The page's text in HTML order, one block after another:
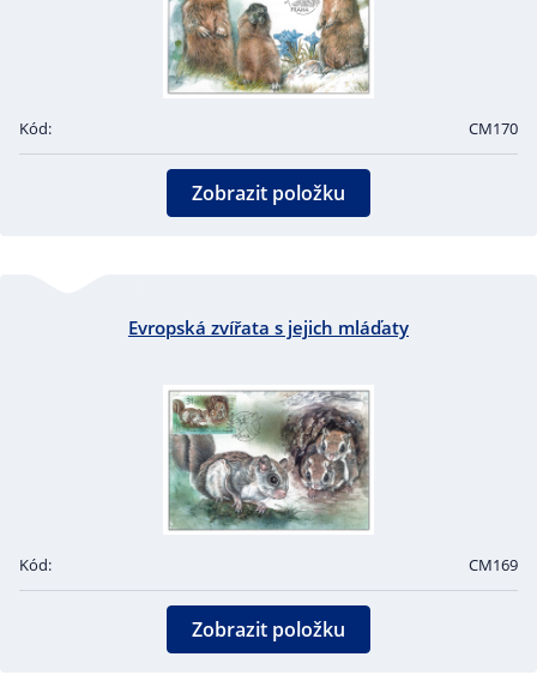
Kód: CM170
Zobrazit položku
Evropská zvířata s jejich mláďaty
Kód: CM169
Zobrazit položku